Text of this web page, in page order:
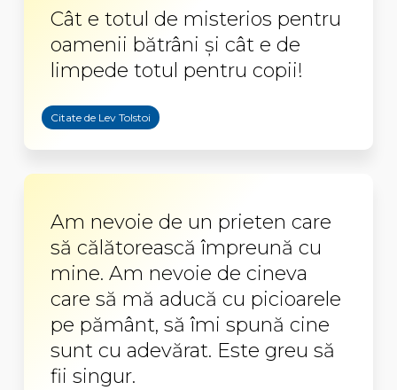
Cât e totul de misterios pentru
oamenii bătrâni şi cât e de
limpede totul pentru copii!
Citate de Lev Tolstoi
Am nevoie de un prieten care
să călătorească împreună cu
mine. Am nevoie de cineva
care să mă aducă cu picioarele
pe pământ, să îmi spună cine
sunt cu adevărat. Este greu să
fii singur.